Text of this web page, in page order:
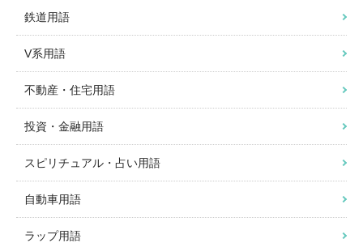
鉄道用語
V系用語
不動産・住宅用語
投資・金融用語
スピリチュアル・占い用語
自動車用語
ラップ用語